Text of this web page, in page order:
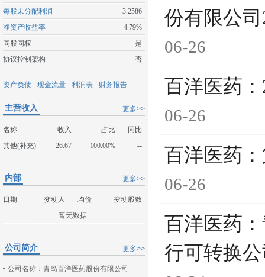
每股未分配利润
3.2586
净资产收益率
4.79%
同股同权
是
协议控制架构
否
资产负债 现金流量 利润表 财务报告
更多>>
主营收入
名称 收入 占比
同比
其他(补充)
26.67 100.00% --
更多>>
内部
日期 变动人 均价
变动股数
暂无数据
更多>>
公司简介
公司名称：青岛百洋医药股份有限公司
份有限公
06-26
百洋医药
06-26
百洋医药
06-26
百洋医药
行可转换